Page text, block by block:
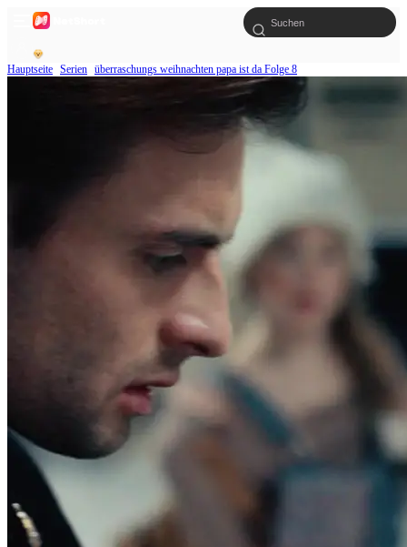
Hauptseite Serien überraschungs weihnachten papa ist da Folge 8